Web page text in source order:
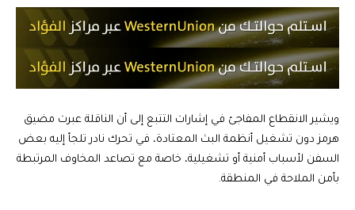
ويشير الانقطاع المفاجئ في إشارات التتبع إلى أن الناقلة عبرت مضيق
هرمز دون تشغيل أنظمة البث المعتادة، في تحرك نادر تلجأ إليه بعض
السفن لأسباب أمنية أو تشغيلية، خاصة مع تصاعد المخاوف المرتبطة
بأمن الملاحة في المنطقة.